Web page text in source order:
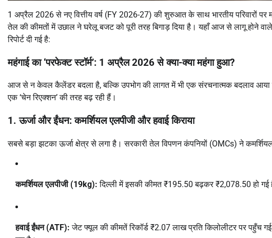
1 अप्रैल 2026 से नए वित्तीय वर्ष (FY 2026-27) की शुरुआत के साथ भारतीय परिवारों
तेल की कीमतों में उछाल ने घरेलू बजट को पूरी तरह बिगाड़ दिया है। यहाँ आज से लागू होने
रिपोर्ट दी गई है:
महंगाई का ‘परफेक्ट स्टॉर्म’: 1 अप्रैल 2026 से क्या-क्या महंगा हुआ?
आज से न केवल कैलेंडर बदला है, बल्कि उपभोग की लागत में भी एक संरचनात्मक बदलाव
एक ‘चेन रिएक्शन’ की तरह बढ़ रही हैं।
1. ऊर्जा और ईंधन: कमर्शियल एलपीजी और हवाई किराया
सबसे बड़ा झटका ऊर्जा क्षेत्र से लगा है। सरकारी तेल विपणन कंपनियों (OMCs) ने कमर्शियल
कमर्शियल एलपीजी (19kg): दिल्ली में इसकी कीमत ₹195.50 बढ़कर ₹2,078.50 हो गई
हवाई ईंधन (ATF): जेट फ्यूल की कीमतें रिकॉर्ड ₹2.07 लाख प्रति किलोलीटर पर पहुँच